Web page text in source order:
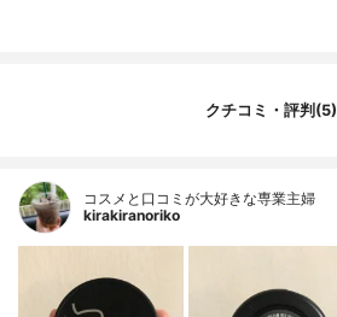
クチコミ・評判(5)
コスメと口コミが大好きな専業主婦
kirakiranoriko